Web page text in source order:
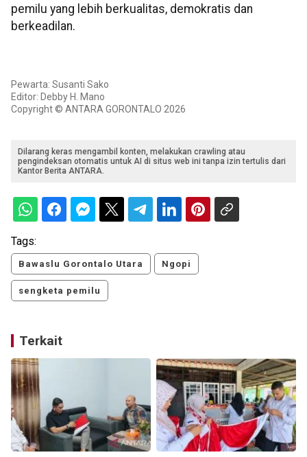
pemilu yang lebih berkualitas, demokratis dan
berkeadilan.
Pewarta: Susanti Sako
Editor: Debby H. Mano
Copyright © ANTARA GORONTALO 2026
Dilarang keras mengambil konten, melakukan crawling atau
pengindeksan otomatis untuk AI di situs web ini tanpa izin tertulis dari
Kantor Berita ANTARA.
Tags:
Bawaslu Gorontalo Utara Ngopi
sengketa pemilu
Terkait